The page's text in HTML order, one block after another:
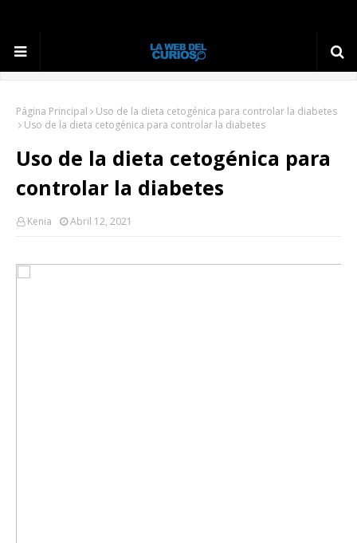
Página Principal
Uso de la dieta cetogénica para controlar la diabetes
Uso de la dieta cetogénica para controlar la diabetes
Uso de la dieta cetogénica para
controlar la diabetes
Kenia Abril 12, 2021